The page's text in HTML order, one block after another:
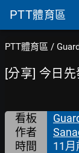
PTT體育區
PTT體育區 /
[分享] 今日先
看板
作者
時間 11月